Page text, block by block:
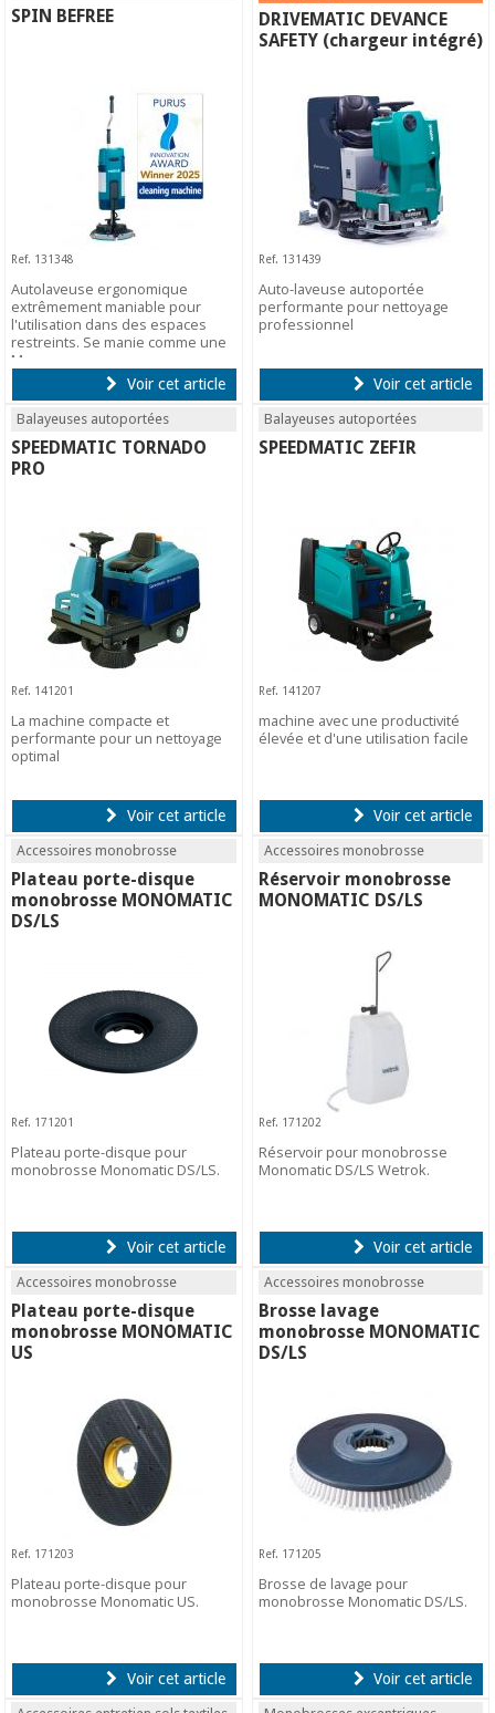
SPIN BEFREE
Ref. 131348
Autolaveuse ergonomique
extrêmement maniable pour
l'utilisation dans des espaces
restreints. Se manie comme une
Mop.
Voir cet article
DRIVEMATIC DEVANCE
SAFETY (chargeur intégré)
Ref. 131439
Auto-laveuse autoportée
performante pour nettoyage
professionnel
Voir cet article
Balayeuses autoportées
SPEEDMATIC TORNADO
PRO
Ref. 141201
La machine compacte et
performante pour un nettoyage
optimal
Voir cet article
Balayeuses autoportées
SPEEDMATIC ZEFIR
Ref. 141207
machine avec une productivité
élevée et d'une utilisation facile
Voir cet article
Accessoires monobrosse
Plateau porte-disque
monobrosse MONOMATIC
DS/LS
Ref. 171201
Plateau porte-disque pour
monobrosse Monomatic DS/LS.
Voir cet article
Accessoires monobrosse
Réservoir monobrosse
MONOMATIC DS/LS
Ref. 171202
Réservoir pour monobrosse
Monomatic DS/LS Wetrok.
Voir cet article
Accessoires monobrosse
Plateau porte-disque
monobrosse MONOMATIC
US
Ref. 171203
Plateau porte-disque pour
monobrosse Monomatic US.
Voir cet article
Accessoires monobrosse
Brosse lavage
monobrosse MONOMATIC
DS/LS
Ref. 171205
Brosse de lavage pour
monobrosse Monomatic DS/LS.
Voir cet article